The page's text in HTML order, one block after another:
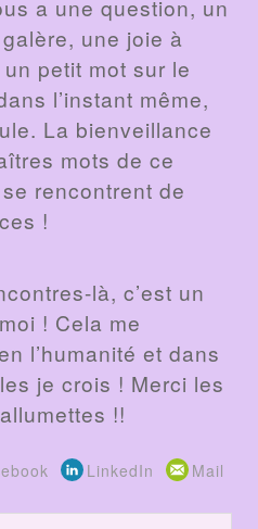
a une question, un
une joie à
petit mot sur le
l’instant même,
La bienveillance
mots de ce
rencontrent de
!
là, c’est un
! Cela me
l’humanité et dans
je crois ! Merci les
!!
LinkedIn Mail